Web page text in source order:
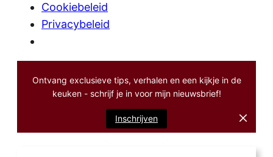
Cookiebeleid
Privacybeleid
Ontvang exclusieve tips, verhalen en een kijkje in de
keuken - schrijf je in voor mijn nieuwsbrief!
Inschrijven